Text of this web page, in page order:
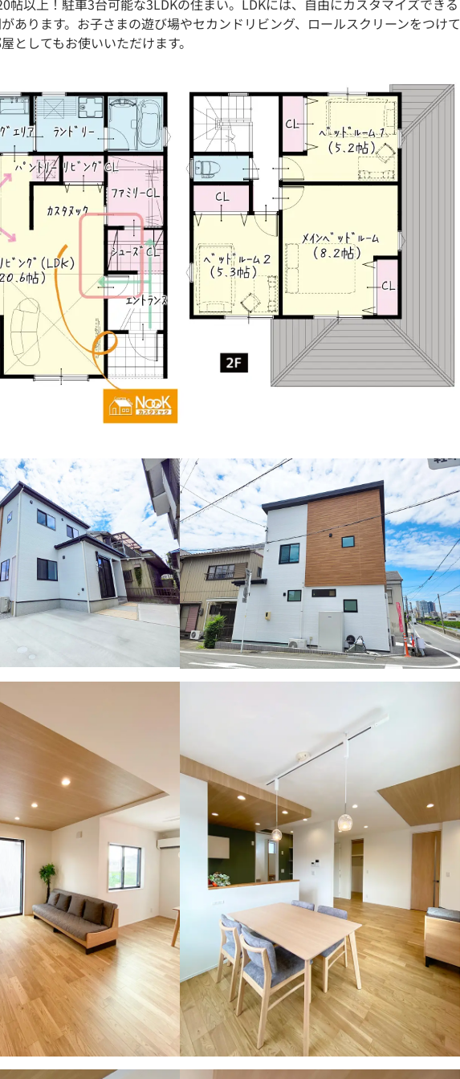
帖以上！駐車3台可能な3LDKの住まい。LDKには、自由にカスタマイズできる
あります。お子さまの遊び場やセカンドリビング、ロールスクリーンをつけて
としてもお使いいただけます。